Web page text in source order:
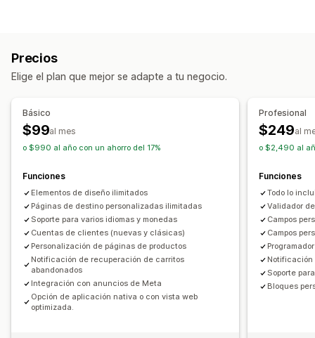
Múltiples monedas
Vista previa en tiempo real Sincronización en tiempo real
Notificaciones automáticas
Carrito abandonado
Disponibilidad de existencias
Con personalización
En programa
Notificaciones personalizadas
Precios
Elige el plan que mejor se adapte a tu negocio.
Básico
$99al mes
o $990 al año con un ahorro del 17%
Funciones
Elementos de diseño ilimitados
Páginas de destino personalizadas ilimitadas
Soporte para varios idiomas y monedas
Cuentas de clientes (nuevas y clásicas)
Personalización de páginas de productos
Notificación de recuperación de carritos
abandonados
Integración con anuncios de Meta
Opción de aplicación nativa o con vista web
optimizada.
Profesional
$249al
o $2,490 al
Funciones
Todo lo
Validador
Campos
Campos
Notificación
Soporte
Bloques